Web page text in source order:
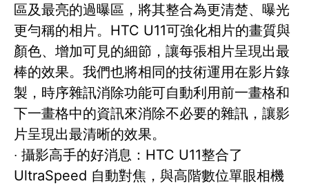
區及最亮的過曝區，將其整合為更清楚、曝光
更勻稱的相片。HTC U11可強化相片的畫質與
顏色、增加可見的細節，讓每張相片呈現出最
棒的效果。我們也將相同的技術運用在影片錄
製，時序雜訊消除功能可自動利用前一畫格和
下一畫格中的資訊來消除不必要的雜訊，讓影
片呈現出最清晰的效果。
‧ 攝影高手的好消息：HTC U11整合了
UltraSpeed 自動對焦，與高階數位單眼相機